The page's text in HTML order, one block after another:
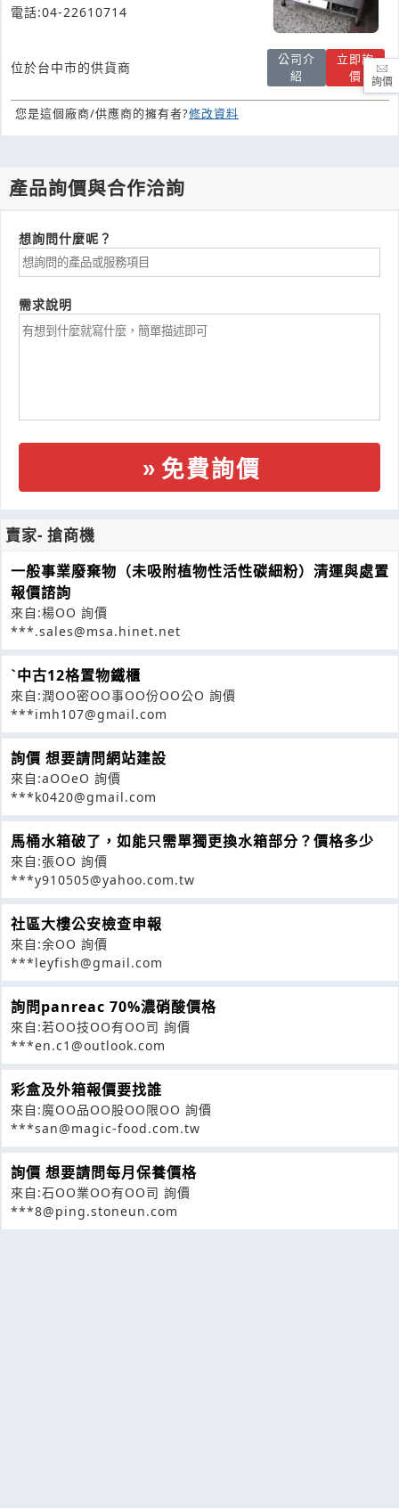
電話:04-22610714
位於台中市的供貨商
公司介
紹
立即詢
價
您是這個廠商/供應商的擁有者?修改資料
產品詢價與合作洽詢
想詢問什麼呢？
需求說明
免費詢價
賣家- 搶商機
一般事業廢棄物（未吸附植物性活性碳細粉）清運與處置
報價諮詢
來自:楊OO 詢價
***.sales@msa.hinet.net
ˋ中古12格置物鐵櫃
來自:潤OO密OO事OO份OO公O 詢價
***imh107@gmail.com
詢價 想要請問網站建設
來自:aOOeO 詢價
***k0420@gmail.com
馬桶水箱破了，如能只需單獨更換水箱部分？價格多少
來自:張OO 詢價
***y910505@yahoo.com.tw
社區大樓公安檢查申報
來自:余OO 詢價
***leyfish@gmail.com
詢問panreac 70%濃硝酸價格
來自:若OO技OO有OO司 詢價
***en.c1@outlook.com
彩盒及外箱報價要找誰
來自:魔OO品OO股OO限OO 詢價
***san@magic-food.com.tw
詢價 想要請問每月保養價格
來自:石OO業OO有OO司 詢價
***8@ping.stoneun.com
詢價